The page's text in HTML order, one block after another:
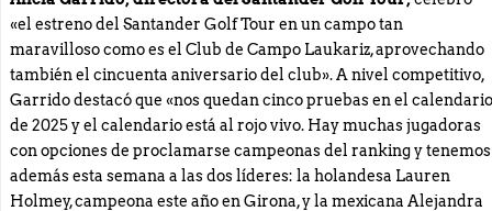
«el estreno del Santander Golf Tour en un campo tan
maravilloso como es el Club de Campo Laukariz, aprovechando
también el cincuenta aniversario del club». A nivel competitivo,
Garrido destacó que «nos quedan cinco pruebas en el
de 2025 y el calendario está al rojo vivo. Hay muchas jugadoras
con opciones de proclamarse campeonas del ranking y tenemos
además esta semana a las dos líderes: la holandesa Lauren
Holmey, campeona este año en Girona, y la mexicana Alejandra